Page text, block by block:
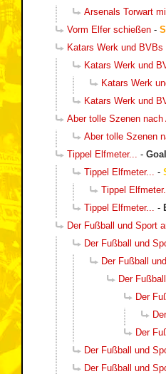
Arsenals Torwart
Vorm Elfer schießen -
Katars Werk und BVBs
Katars Werk und
Katars Werk
Katars Werk und
Aber tolle Szenen nach
Aber tolle Szenen
Tippel Elfmeter...
-
Tippel Elfmeter...
-
Tippel Elfmeter...
Tippel Elfmeter...
-
Der Fußball und Sport
Der Fußball und
Der Fußball
Der
Der
Der
Der Fußball und
Der Fußball und